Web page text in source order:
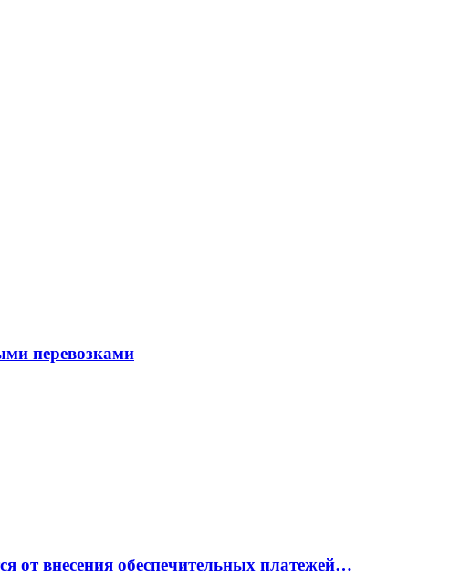
перевозками
от внесения обеспечительных платежей…